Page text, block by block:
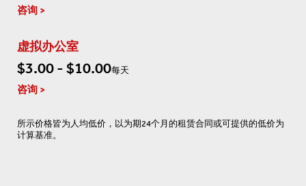
咨询
虚拟办公室
$3.00 - $10.00每天
咨询
所示价格皆为人均低价，以为期24个月的租赁合同或可提供的低价为
计算基准。